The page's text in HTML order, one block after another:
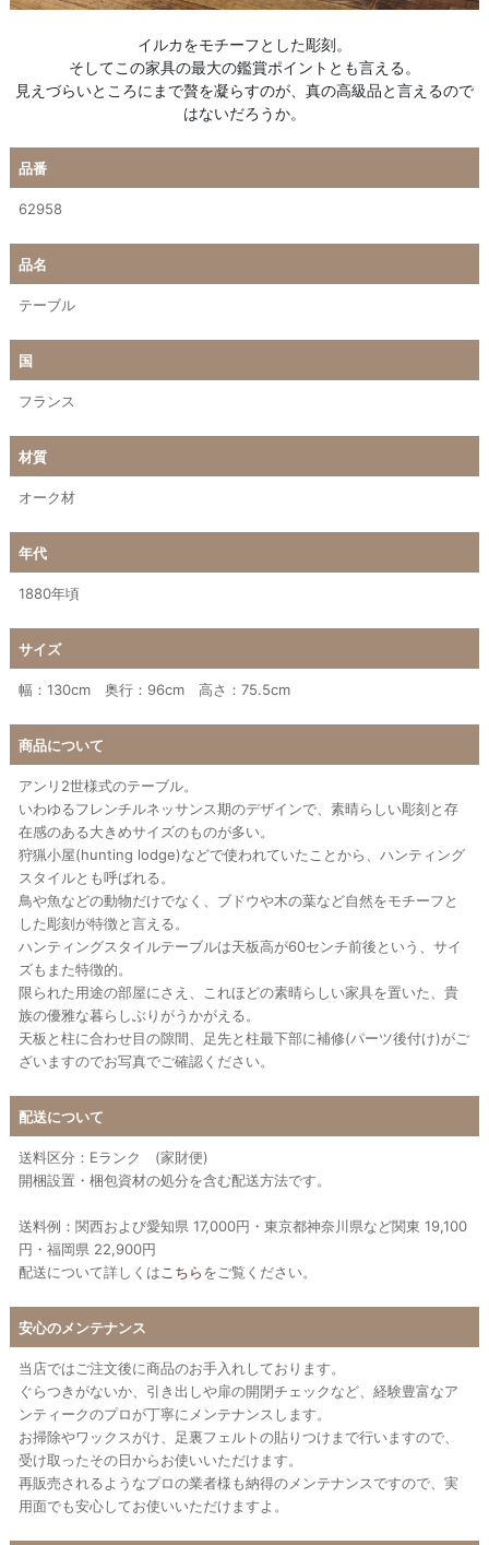
イルカをモチーフとした彫刻。
そしてこの家具の最大の鑑賞ポイントとも言える。
見えづらいところにまで贅を凝らすのが、真の高級品と言えるので
はないだろうか。
品番
62958
品名
テーブル
国
フランス
材質
オーク材
年代
1880年頃
サイズ
幅：130cm 奥行：96cm 高さ：75.5cm
商品について
アンリ2世様式のテーブル。
いわゆるフレンチルネッサンス期のデザインで、素晴らしい彫刻と存
在感のある大きめサイズのものが多い。
狩猟小屋(hunting lodge)などで使われていたことから、ハンティング
スタイルとも呼ばれる。
鳥や魚などの動物だけでなく、ブドウや木の葉など自然をモチーフと
した彫刻が特徴と言える。
ハンティングスタイルテーブルは天板高が60センチ前後という、サイ
ズもまた特徴的。
限られた用途の部屋にさえ、これほどの素晴らしい家具を置いた、貴
族の優雅な暮らしぶりがうかがえる。
天板と柱に合わせ目の隙間、足先と柱最下部に補修(パーツ後付け)がご
ざいますのでお写真でご確認ください。
配送について
送料区分：Eランク (家財便)
開梱設置・梱包資材の処分を含む配送方法です。
送料例：関西および愛知県 17,000円・東京都神奈川県など関東 19,100
円・福岡県 22,900円
配送について詳しくは こちらをご覧ください。
安心のメンテナンス
当店ではご注文後に商品のお手入れしております。
ぐらつきがないか、引き出しや扉の開閉チェックなど、経験豊富なア
ンティークのプロが丁寧にメンテナンスします。
お掃除やワックスがけ、足裏フェルトの貼りつけまで行いますので、
受け取ったその日からお使いいただけます。
再販売されるようなプロの業者様も納得のメンテナンスですので、実
用面でも安心してお使いいただけますよ。